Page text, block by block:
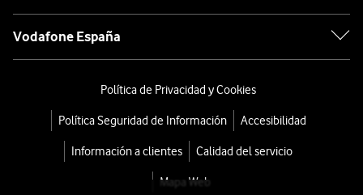
Vodafone España
Política de Privacidad y Cookies
Política Seguridad de Información Accesibilidad
Información a clientes Calidad del servicio
Mapa Web